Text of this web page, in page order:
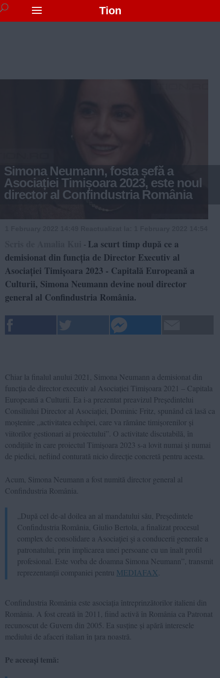
Tion
Simona Neumann, fosta șefă a
Asociației Timișoara 2023, este noul
director al Confindustria România
- La scurt timp după ce a
demisionat din funcția de Director Executiv al
Asociației Timișoara 2023 - Capitală Europeană a
Culturii, Simona Neumann devine noul director
general al Confindustria România.
Chiar la finalul anului 2021, Simona Neumann a demisionat din
funcția de director executiv al Asociației Timișoara 2021 – Capitala
Europeană a Culturii. Ea i-a prezentat preavizul Președintelui
Consiliului Director al Asociației, Dominic Fritz, spunând că lasă ca
moștenire „activitatea echipei, care va rămâne timișorenilor și
viitorilor gestionari ai proiectului”. O activitate discutabilă, în
condițiile în care proiectul Timișoara 2023 s-a lovit numai și numai
de piedici, nefiind conturată nicio direcție concretă pentru acesta.
Acum, Simona Neumann a fost numită director general al
Confindustria România.
„După cel de-al doilea an al mandatului său, Preşedintele
Confindustria România, Giulio Bertola, a finalizat procesul
complex de consolidare a Asociaţiei şi a conducerii generale a
patronatului, prin implicarea unei persoane cu un înalt profil
profesional. Este vorba de doamna Simona Neumann”, transmit
reprezentanții companiei pentru MEDIAFAX
Confindustria România este asociația întreprinzătorilor italieni din
România. A fost creată în 2011, fiind activă în România ca Patronat
recunoscut de Guvern din 2005. Ea susține și apără interesele
mediului de afaceri italian în țara noastră.
Pe aceeași temă: